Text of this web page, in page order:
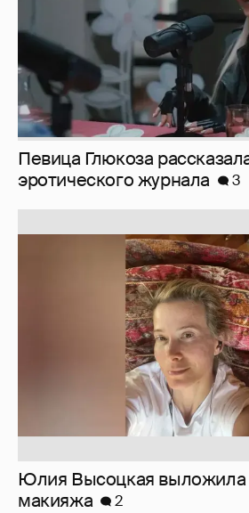
Певица Глюкоза
эротического журнала
3
Юлия Высоцкая выложила
макияжа
2